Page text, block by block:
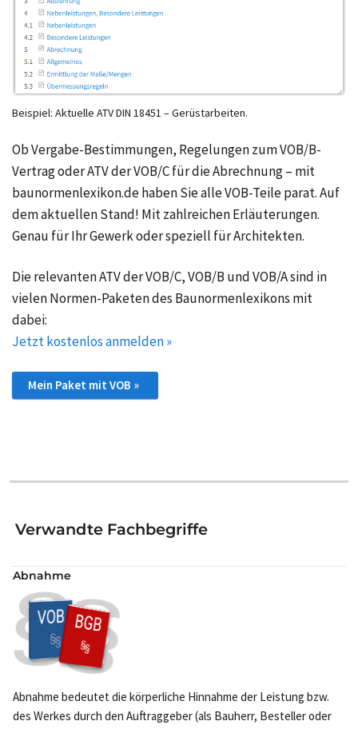
Beispiel: Aktuelle ATV DIN 18451 – Gerüstarbeiten.
Ob Vergabe-Bestimmungen, Regelungen zum VOB/B-
Vertrag oder ATV der VOB/C für die Abrechnung – mit
baunormenlexikon.de haben Sie alle VOB-Teile parat. Auf
dem aktuellen Stand! Mit zahlreichen Erläuterungen.
Genau für Ihr Gewerk oder speziell für Architekten.
Die relevanten ATV der VOB/C, VOB/B und VOB/A sind in
vielen Normen-Paketen des Baunormenlexikons mit
dabei:
Jetzt kostenlos anmelden »
Mein Paket mit VOB »
Verwandte Fachbegriffe
Abnahme
Abnahme bedeutet die körperliche Hinnahme der Leistung bzw.
des Werkes durch den Auftraggeber (als Bauherr, Besteller oder